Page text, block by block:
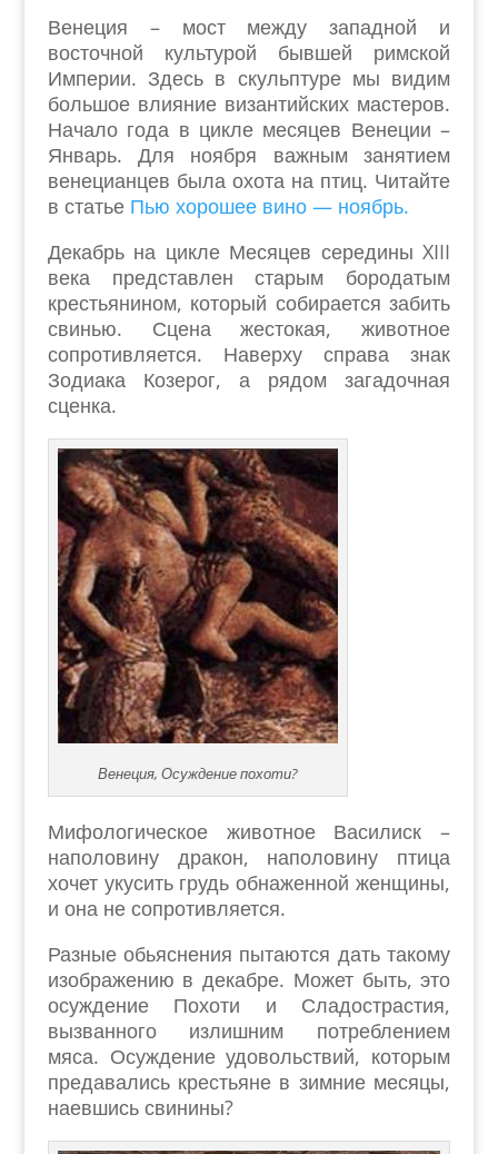
Венеция – мост между западной и
восточной культурой бывшей римской
Империи. Здесь в скульптуре мы видим
большое влияние византийских мастеров.
Начало года в цикле месяцев Венеции –
Январь. Для ноября важным занятием
венецианцев была охота на птиц. Читайте
в статье Пью хорошее вино — ноябрь.
Декабрь на цикле Месяцев середины XIII
века представлен старым бородатым
крестьянином, который собирается забить
свинью. Сцена жестокая, животное
сопротивляется. Наверху справа знак
Зодиака Козерог, а рядом загадочная
сценка.
Венеция, Осуждение похоти?
Мифологическое животное Василиск –
наполовину дракон, наполовину птица
хочет укусить грудь обнаженной женщины,
и она не сопротивляется.
Разные обьяснения пытаются дать такому
изображению в декабре. Может быть, это
осуждение Похоти и Сладострастия,
вызванного излишним потреблением
мяса. Осуждение удовольствий, которым
предавались крестьяне в зимние месяцы,
наевшись свинины?